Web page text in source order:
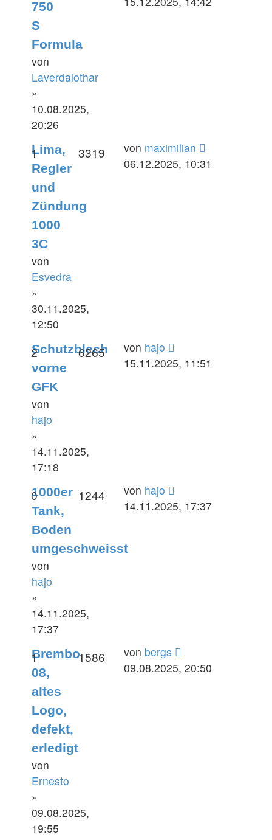
750
S
Formula
von
Laverdalothar
»
10.08.2025,
20:26
Lima,
Regler
und
Zündung
1000
3C
von
Esvedra
»
30.11.2025,
12:50
1Antworten3319 Zugriffe
Letzter
Beitrag
von maximilian
06.12.2025, 10:31
Schutzblech
vorne
GFK
von
hajo
»
14.11.2025,
17:18
2Antworten6265ZugriffeLetzter
Beitrag
von hajo
15.11.2025, 11:51
1000er
Tank,
Boden
umgeschweisst
von
hajo
»
14.11.2025,
17:37
0Antworten1244 Zugriffe
Letzter
Beitrag
von hajo
14.11.2025, 17:37
Brembo
08,
altes
Logo,
defekt,
erledigt
von
Ernesto
»
09.08.2025,
19:55
1Antworten1586 Zugriffe
Letzter
Beitrag
von bergs
09.08.2025, 20:50